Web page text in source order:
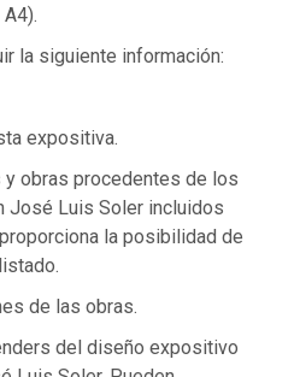
la siguiente información:
expositiva.
obras procedentes de los
José Luis Soler incluidos
la posibilidad de
de las obras.
del diseño expositivo